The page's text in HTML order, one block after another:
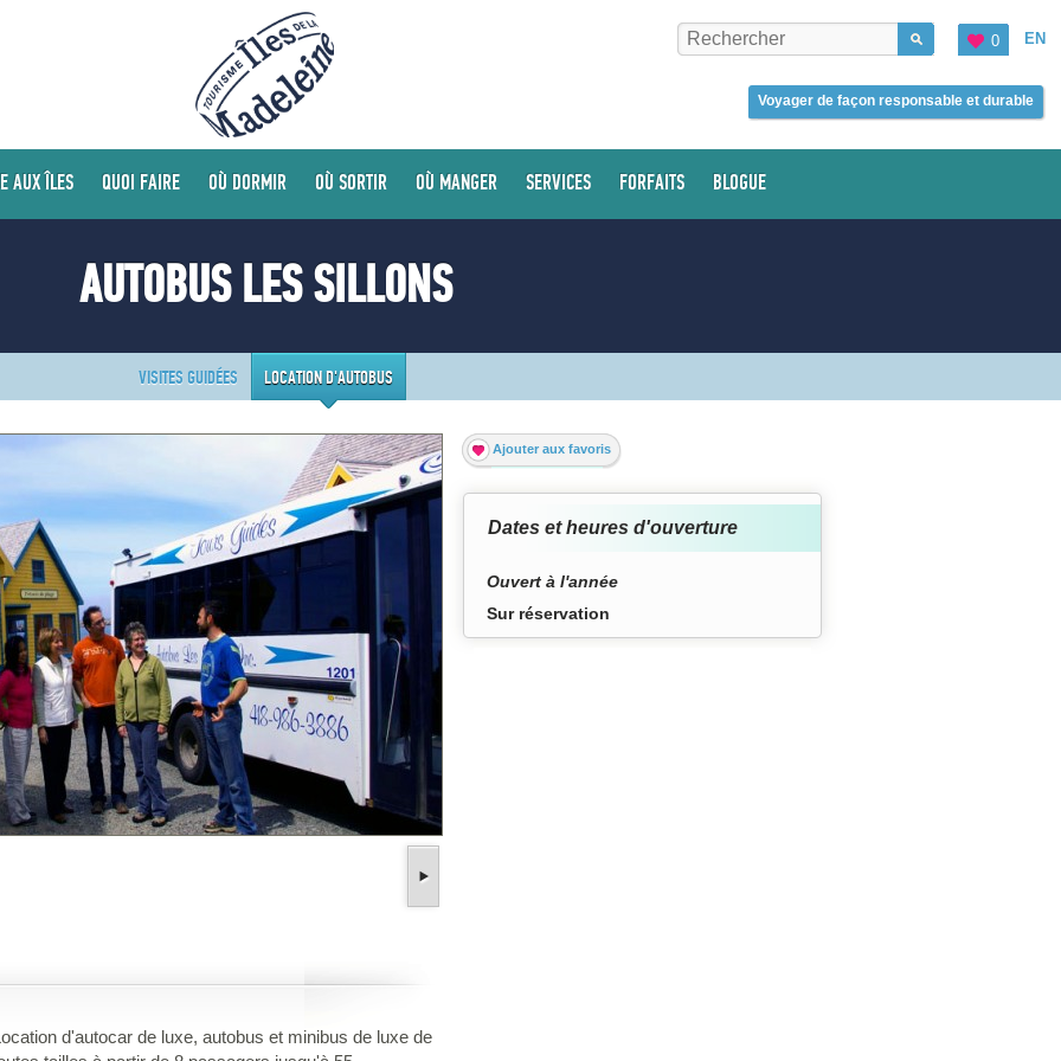
EN
0
Voyager de façon responsable et durable
AUX ÎLES QUOI FAIRE OÙ DORMIR OÙ SORTIR OÙ MANGER SERVICES FORFAITS BLOGUE
AUTOBUS LES SILLONS
VISITES GUIDÉES LOCATION D'AUTOBUS
d'autocar de luxe, autobus et minibus de luxe de
Ajouter aux favoris
Dates et heures d'ouverture
Ouvert à l'année
Sur réservation